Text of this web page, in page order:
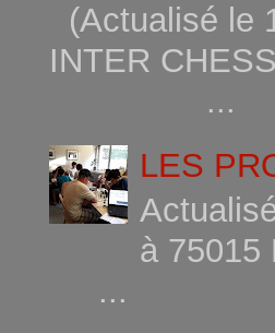
(Actualisé le
INTER
...
LES
à
...